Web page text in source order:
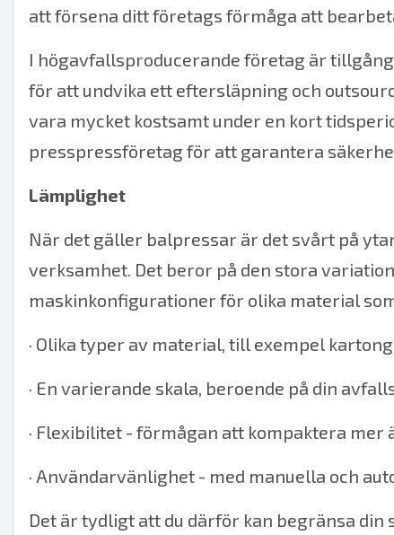
att försena ditt företags förmåga att
I högavfallsproducerande företag är
för att undvika ett eftersläpning och
vara mycket kostsamt under en kort
presspressföretagför att garantera
Lämplighet
När det gäller balpressar är det svårt på
verksamhet. Det beror på den stora
maskinkonfigurationer för olika material
· Olika typer av material, till exempel
· En varierande skala, beroende på din
· Flexibilitet - förmågan att kompaktera mer
· Användarvänlighet - med manuella och
Det är tydligt att du därför kan begränsa